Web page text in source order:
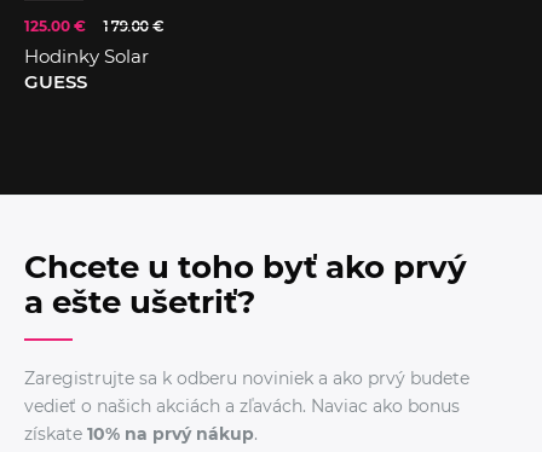
125.00 € 179.00 €
Hodinky Solar
GUESS
Chcete u toho byť ako prvý
a ešte ušetriť?
Zaregistrujte sa k odberu noviniek a ako prvý budete
vedieť o našich akciách a zľavách. Naviac ako bonus
získate 10% na prvý nákup.